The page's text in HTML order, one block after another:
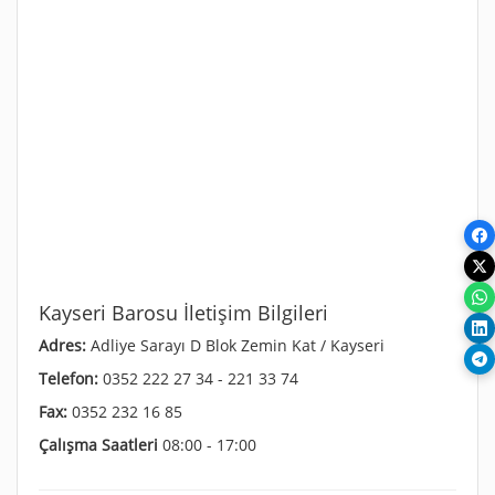
Kayseri Barosu İletişim Bilgileri
Adres: Adliye Sarayı D Blok Zemin Kat / Kayseri
Telefon: 0352 222 27 34 - 221 33 74
Fax: 0352 232 16 85
Çalışma Saatleri 08:00 - 17:00